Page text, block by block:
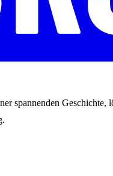
spannenden Geschichte,